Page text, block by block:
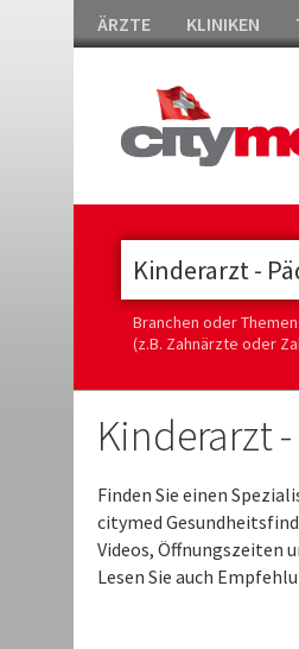
ÄRZTE KLINIKEN
Branchen oder
(z.B. Zahnärzte oder
Kinderarzt
Finden Sie einen
citymed
Videos, Öffnungszeiten
Lesen Sie auch